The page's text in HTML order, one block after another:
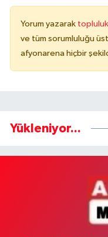
Yorum yazarak topluluk
ve tüm sorumluluğu
afyonarena hiçbir
Yükleniyor...